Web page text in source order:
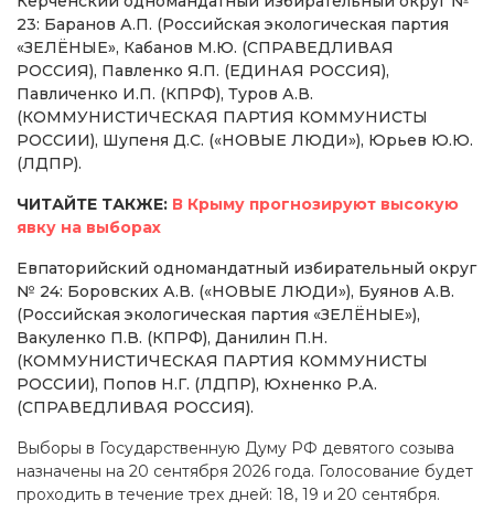
23: Баранов А.П. (Российская экологическая партия
«ЗЕЛЁНЫЕ», Кабанов М.Ю. (СПРАВЕДЛИВАЯ
РОССИЯ), Павленко Я.П. (ЕДИНАЯ РОССИЯ),
Павличенко И.П. (КПРФ), Туров А.В.
(КОММУНИСТИЧЕСКАЯ ПАРТИЯ КОММУНИСТЫ
РОССИИ), Шупеня Д.С. («НОВЫЕ ЛЮДИ»), Юрьев Ю.Ю.
(ЛДПР).
ЧИТАЙТЕ ТАКЖЕ: В Крыму прогнозируют высокую
явку на выборах
Евпаторийский одномандатный избирательный округ
№ 24: Боровских А.В. («НОВЫЕ ЛЮДИ»), Буянов А.В.
(Российская экологическая партия «ЗЕЛЁНЫЕ»),
Вакуленко П.В. (КПРФ), Данилин П.Н.
(КОММУНИСТИЧЕСКАЯ ПАРТИЯ КОММУНИСТЫ
РОССИИ), Попов Н.Г. (ЛДПР), Юхненко Р.А.
(СПРАВЕДЛИВАЯ РОССИЯ).
Выборы в Государственную Думу РФ девятого созыва
назначены на 20 сентября 2026 года. Голосование будет
проходить в течение трех дней: 18, 19 и 20 сентября.